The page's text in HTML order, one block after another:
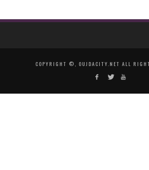
COPYRIGHT ©, OUJDACITY.NET ALL